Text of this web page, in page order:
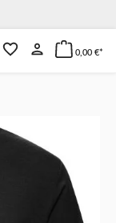
0,00 €*